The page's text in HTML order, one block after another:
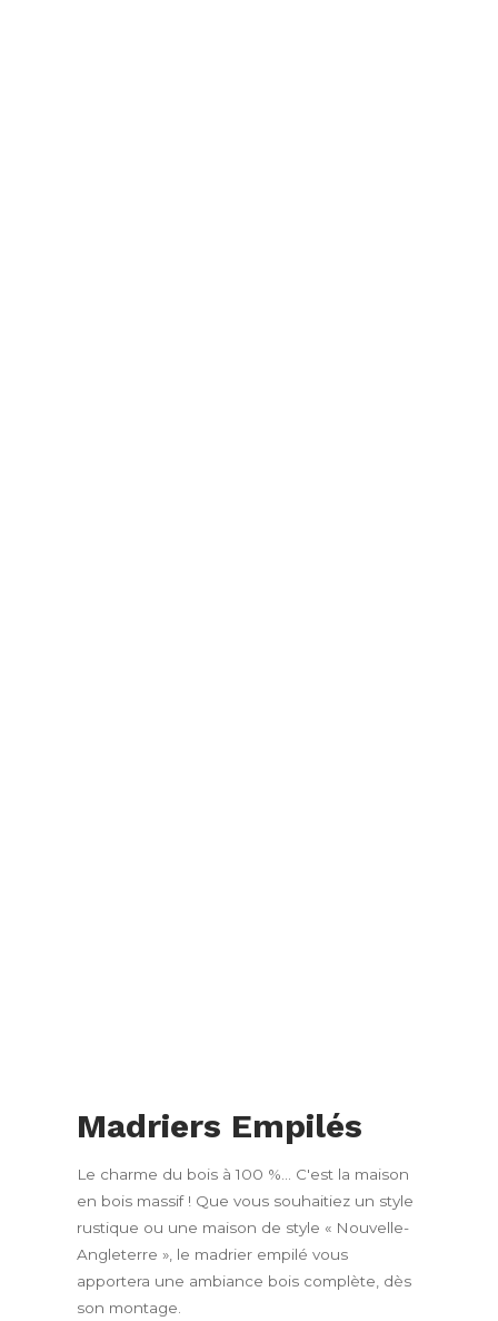
Madriers Empilés
Le charme du bois à 100 %... C'est la maison
en bois massif ! Que vous souhaitiez un style
rustique ou une maison de style « Nouvelle-
Angleterre », le madrier empilé vous
apportera une ambiance bois complète, dès
son montage.